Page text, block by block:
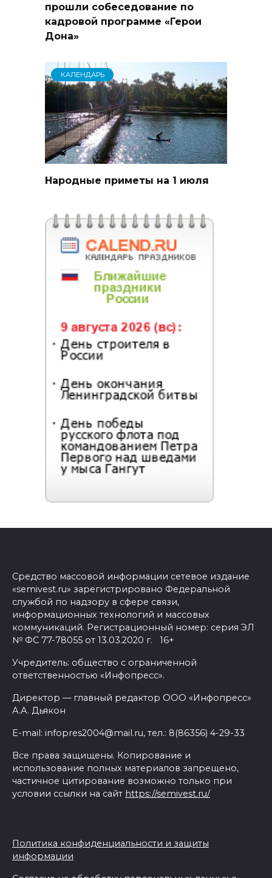
прошли собеседование по
кадровой программе «Герои
Дона»
КАЛЕНДАРЬ
Народные приметы на 1 июля
Средство массовой информации сетевое издание
«semivest.ru» зарегистрировано Федеральной
службой по надзору в сфере связи,
информационных технологий и массовых
коммуникаций. Регистрационный номер: серия ЭЛ
№ ФС 77-78055 от 13.03.2020 г. 16+
Учредитель: общество с ограниченной
ответственностью «Инфопресс».
Директор — главный редактор ООО «Инфопресс»
А.А. Дьякон
E-mail: infopres2004@mail.ru, тел.: 8(86356) 4-29-33
Все права защищены. Копирование и
использование полных материалов запрещено,
частичное цитирование возможно только при
условии ссылки на сайт https://semivest.ru/
Политика конфиденциальности и защиты
информации